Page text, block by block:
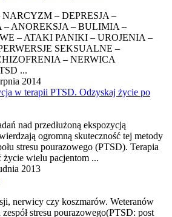
– DEPRESJA –
ANOREKSJA – BULIMIA –
– ATAKI PANIKI – UROJENIA –
SEKSUALNE –
– NERWICA
...
2014
w terapii PTSD. Odzyskaj życie po
nad przedłużoną ekspozycją
ogromną skuteczność tej metody
stresu pourazowego (PTSD). Terapia
życie wielu pacjentom ...
2013
nerwicy czy koszmarów. Weteranów
stresu pourazowego(PTSD: post